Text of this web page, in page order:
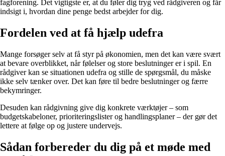
fagforening. Det vigtigste er, at du føler dig tryg ved rådgiveren og får
indsigt i, hvordan dine penge bedst arbejder for dig.
Fordelen ved at få hjælp udefra
Mange forsøger selv at få styr på økonomien, men det kan være svært
at bevare overblikket, når følelser og store beslutninger er i spil. En
rådgiver kan se situationen udefra og stille de spørgsmål, du måske
ikke selv tænker over. Det kan føre til bedre beslutninger og færre
bekymringer.
Desuden kan rådgivning give dig konkrete værktøjer – som
budgetskabeloner, prioriteringslister og handlingsplaner – der gør det
lettere at følge op og justere undervejs.
Sådan forbereder du dig på et møde med